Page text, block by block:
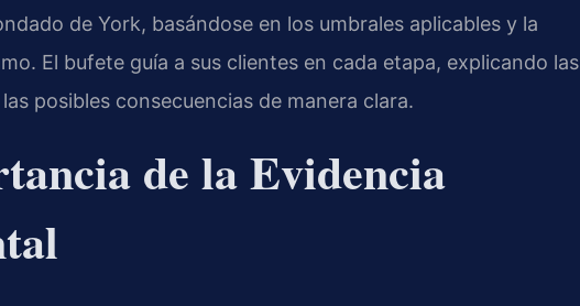
de York, basándose en los umbrales aplicables y la
El bufete guía a sus clientes en cada etapa, explicando las
posibles consecuencias de manera clara.
de la Evidencia